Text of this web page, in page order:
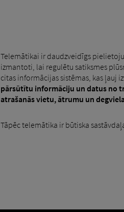
Telemātikai ir daudzveidīgs
izmantoti, lai regulētu satiksmes
citas informācijas sistēmas, kas ļauj
pārsūtītu informāciju un datus no
atrašanās vietu, ātrumu un
Tāpēc telemātika ir būtiska